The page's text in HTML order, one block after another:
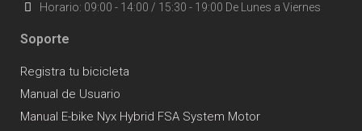
Horario: 09:00 - 14:00 / 15:30 - 19:00 De Lunes a Viernes
Soporte
Registra tu bicicleta
Manual de Usuario
Manual E-bike Nyx Hybrid FSA System Motor